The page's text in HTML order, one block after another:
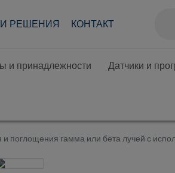
РЕШЕНИЯ КОНТАКТ
и принадлежности Датчики и
и поглощения гамма или бета лучей с